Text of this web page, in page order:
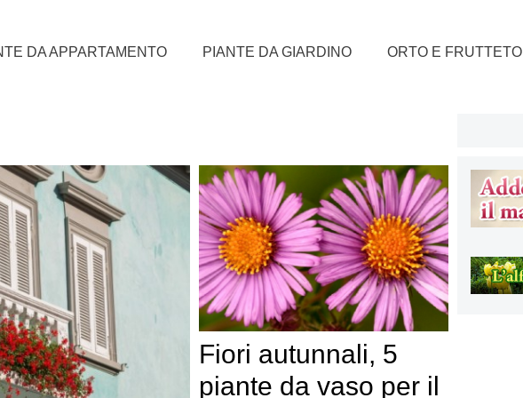
DA APPARTAMENTO PIANTE DA GIARDINO ORTO E FRUTTETO
Fiori autunnali, 5
piante da vaso per il